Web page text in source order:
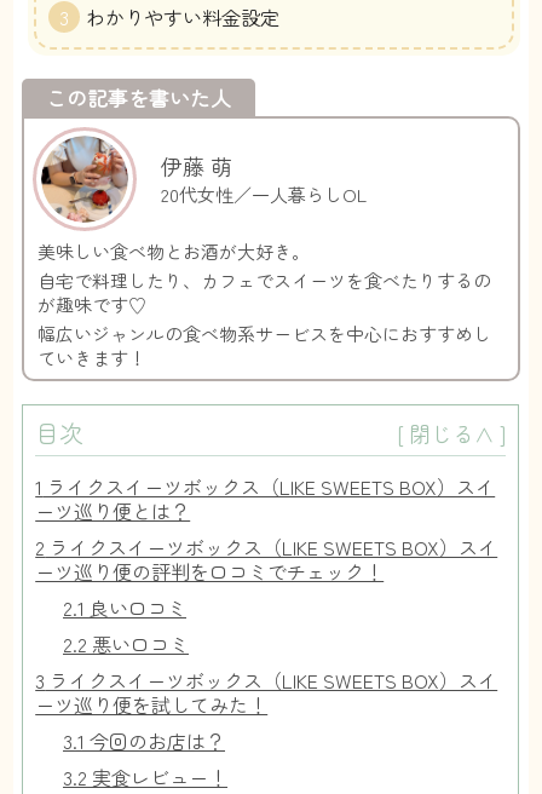
わかりやすい料金設定
この記事を書いた人
伊藤 萌
20代女性／一人暮らしOL
美味しい食べ物とお酒が大好き。
自宅で料理したり、カフェでスイーツを食べたりするの
が趣味です♡
幅広いジャンルの食べ物系サービスを中心におすすめし
ていきます！
目次 [ 閉じる∧ ]
1 ライクスイーツボックス（LIKE SWEETS BOX）スイ
ーツ巡り便とは？
2 ライクスイーツボックス（LIKE SWEETS BOX）スイ
ーツ巡り便の評判を口コミでチェック！
2.1 良い口コミ
2.2 悪い口コミ
3 ライクスイーツボックス（LIKE SWEETS BOX）スイ
ーツ巡り便を試してみた！
3.1 今回のお店は？
3.2 実食レビュー！